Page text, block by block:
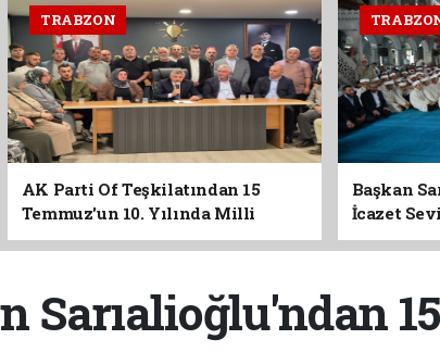
TRABZON
AK Parti Of Teşkilatından 15
Temmuz'un 10. Yılında Milli
Birlik Vurgusu
Başkan
İcazet
Sarıalioğlu'ndan